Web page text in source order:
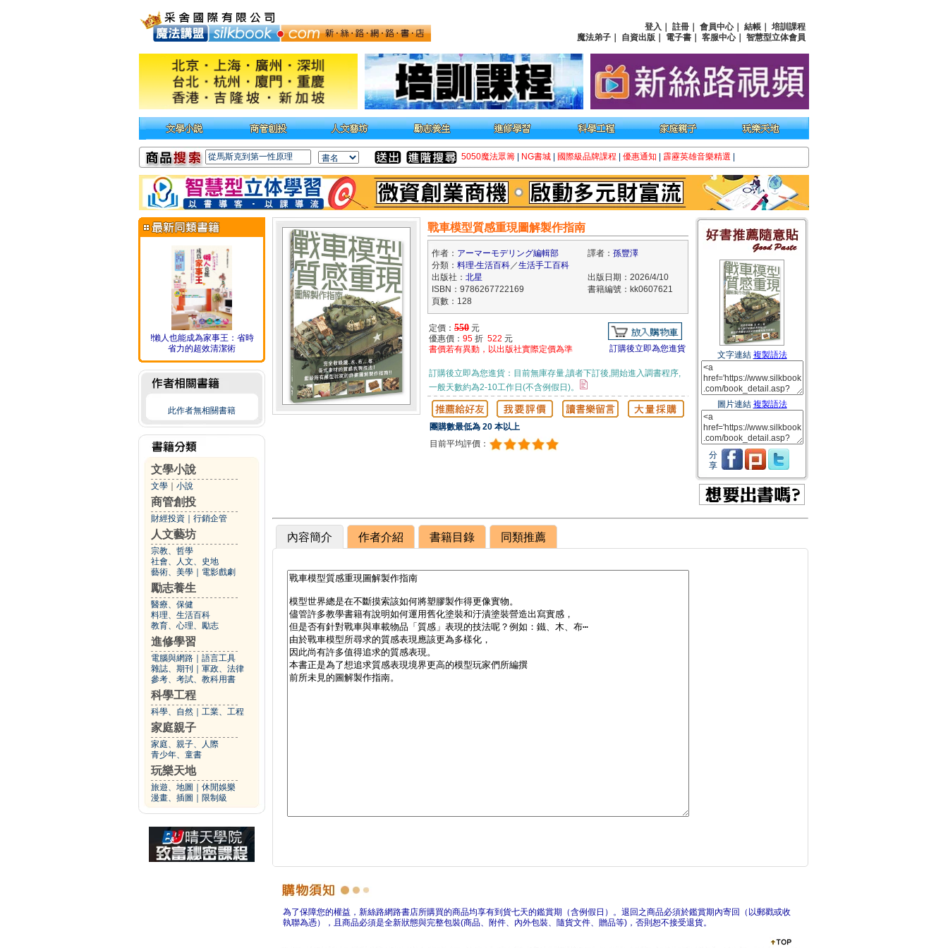
登入 註冊 會員中心｜ 結帳
培訓課程
魔法弟子
自資出版 電子書 客服中心｜ 智慧型立体會員
5050魔法眾籌 NG書城 國際級品牌課程 優惠通知 霹靂英雄音樂精選
!懶人也能成為家事王：省時
省力的超效清潔術
此作者無相關書籍
文學小說
文學 小說
商管創投
財經投資 行銷企管
人文藝坊
宗教、哲學
社會、人文、史地
藝術、美學
電影戲劇
勵志養生
醫療、保健
料理、生活百科
教育、心理、勵志
進修學習
電腦與網路
語言工具
雜誌、期刊
軍政、法律
參考、考試、教科用書
科學工程
科學、自然 工業、工程
家庭親子
家庭、親子、人際
青少年、童書
玩樂天地
旅遊、地圖
休閒娛樂
漫畫、插圖
限制級
戰車模型質感重現圖解製作指南
作者： アーマーモデリング編輯部 譯者： 孫豐澤
分類： 料理‧生活百科／生活手工百科
出版社： 北星
出版日期：2026/4/10
ISBN：9786267722169
書籍編號：kk0607621
頁數：128
定價： 550 元
優惠價： 95 折 522 元
書價若有異動，以出版社實際定價為準
訂購後立即為您進貨
訂購後立即為您進貨：目前無庫存量,讀者下訂後,開始進入調書程序,
一般天數約為2-10工作日(不含例假日)。
團購數最低為 20 本以上
目前平均評價：
文字連結 複製語法
圖片連結 複製語法
分
享
內容簡介 作者介紹 書籍目錄 同類推薦
為了保障您的權益，新絲路網路書店所購買的商品均享有到貨七天的鑑賞期（含例假日）。退回之商品必須於鑑賞期內寄回（以郵戳或收
執聯為憑），且商品必須是全新狀態與完整包裝(商品、附件、內外包裝、隨貨文件、贈品等)，否則恕不接受退貨。